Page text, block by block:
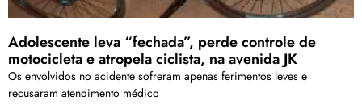
Adolescente leva “fechada”, perde controle de
motocicleta e atropela ciclista, na avenida JK
Os envolvidos no acidente sofreram apenas ferimentos leves e
recusaram atendimento médico